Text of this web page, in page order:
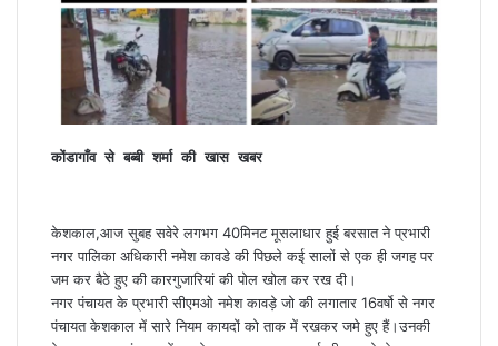
कोंडागाँव से बब्बी शर्मा की खास खबर
केशकाल,आज सुबह सवेरे लगभग 40मिनट मूसलाधार हुई बरसात ने प्रभारी
नगर पालिका अधिकारी नमेश कावडे की पिछले कई सालों से एक ही जगह पर
जम कर बैठे हुए की कारगुजारियां की पोल खोल कर रख दी।
नगर पंचायत के प्रभारी सीएमओ नमेश कावड़े जो की लगातार 16वर्षो से नगर
पंचायत केशकाल में सारे नियम कायदों को ताक में रखकर जमे हुए हैं।उनकी